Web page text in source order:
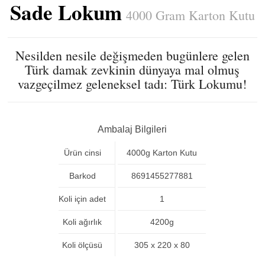
Sade Lokum 4000 Gram Karton Kutu
Nesilden nesile değişmeden bugünlere gelen
Türk damak zevkinin dünyaya mal olmuş
vazgeçilmez geleneksel tadı: Türk Lokumu!
Ambalaj Bilgileri
Ürün cinsi
Barkod
Koli için adet
Koli ağırlık
Koli ölçüsü
4000g Karton Kutu
8691455277881
1
4200g
305 x 220 x 80